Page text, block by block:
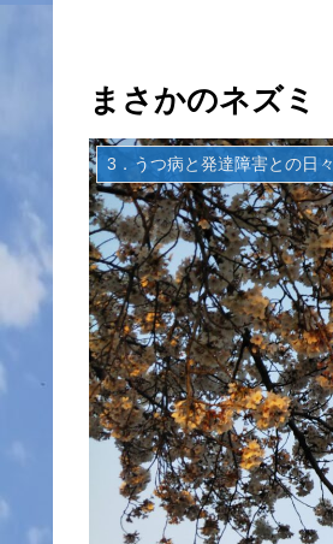
まさかのネズミ
3．うつ病と発達障害との日々